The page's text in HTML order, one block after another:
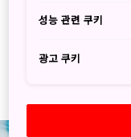
성을 유지하고
자연의 미
성능 관련 쿠키
광고 쿠키